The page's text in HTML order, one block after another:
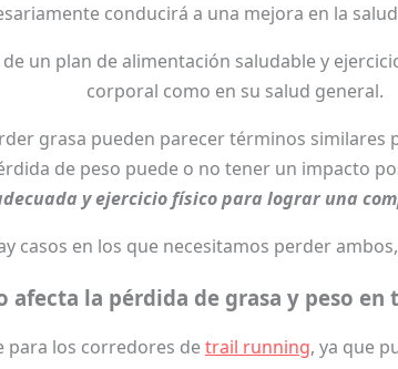
conducirá a una mejora en la
un plan de alimentación saludable y
corporal como en su salud general.
grasa pueden parecer términos
de peso puede o no tener un impacto
y ejercicio físico para lograr una
casos en los que necesitamos perder
afecta la pérdida de grasa y peso
para los corredores detrail running, ya que